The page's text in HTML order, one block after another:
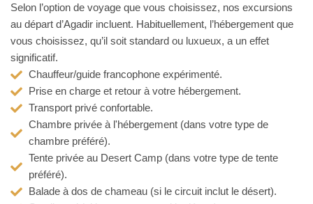
Selon l’option de voyage que vous choisissez, nos excursions
au départ d’Agadir incluent. Habituellement, l’hébergement que
vous choisissez, qu’il soit standard ou luxueux, a un effet
significatif.
Chauffeur/guide francophone expérimenté.
Prise en charge et retour à votre hébergement.
Transport privé confortable.
Chambre privée à l'hébergement (dans votre type de
chambre préféré).
Tente privée au Desert Camp (dans votre type de tente
préféré).
Balade à dos de chameau (si le circuit inclut le désert).